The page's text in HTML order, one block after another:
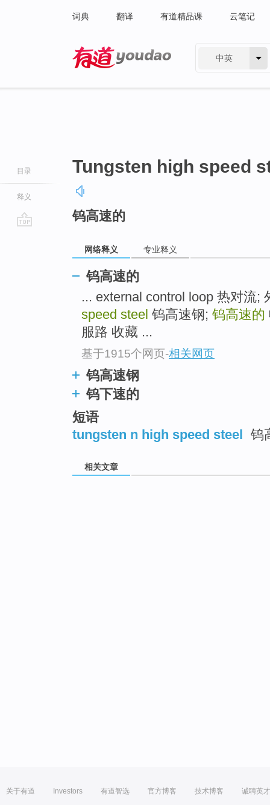
词典 翻译 有道精品课 云笔记
中英
目录
释义
Tungsten high speed
钨高速的
网络释义 专业释义
钨高速的
... external control loop 热对流;
speed steel 钨高速钢; 钨高速的
服路 收藏 ...
基于1915个网页-相关网页
钨高速钢
钨下速的
短语
tungsten n high speed steel
钨
相关文章
关于有道 Investors 有道智选 官方博客 技术博客 诚聘英才